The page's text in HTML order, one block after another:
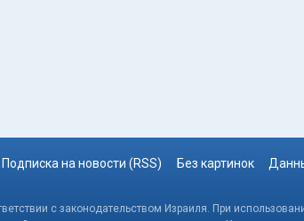
Подписка на новости (RSS) Без картинок
с законодательством Израиля. При